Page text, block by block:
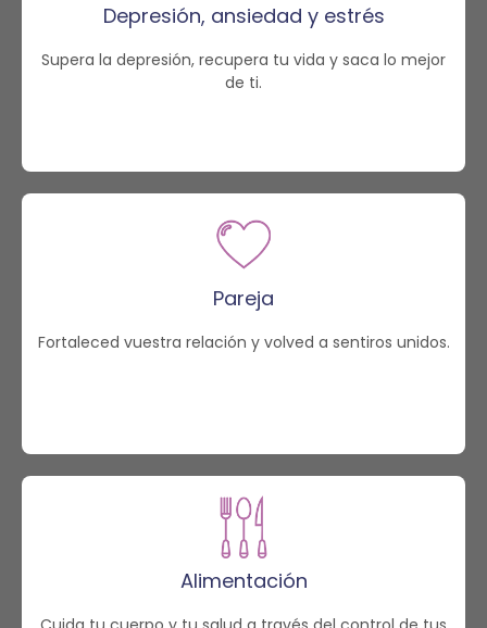
Depresión, ansiedad y estrés
Supera la depresión, recupera tu vida y saca lo mejor
de ti.
Pareja
Fortaleced vuestra relación y volved a sentiros unidos.
Alimentación